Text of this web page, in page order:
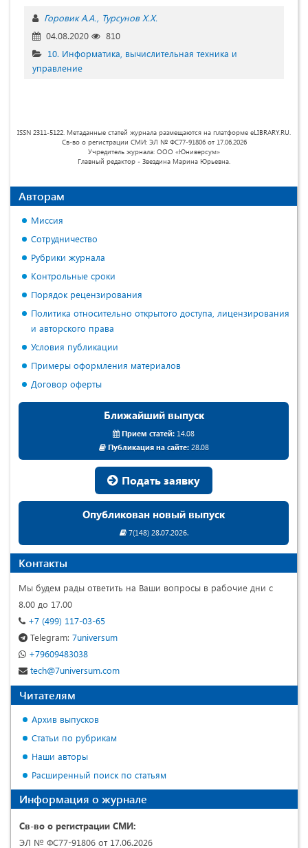
Горовик А.А. Турсунов Х.Х.
04.08.2020
810
10. Информатика, вычислительная техника и
управление
ISSN 2311-5122. Метаданные статей журнала размещаются на платформе eLIBRARY.RU.
Св-во о регистрации СМИ: ЭЛ № ФС77-91806 от 17.06.2026
Учредитель журнала: ООО «Юниверсум»
Главный редактор - Звездина Марина Юрьевна.
Авторам
Миссия
Сотрудничество
Рубрики журнала
Контрольные сроки
Порядок рецензирования
Политика относительно открытого доступа, лицензирования
и авторского права
Условия публикации
Примеры оформления материалов
Договор оферты
Ближайший выпуск
Прием статей: 14.08
Публикация на сайте:28.08
Подать заявку
Опубликован новый выпуск
7(148) 28.07.2026.
Контакты
Мы будем рады ответить на Ваши вопросы в рабочие дни с
8.00 до 17.00
+7 (499) 117-03-65
Telegram: 7universum
+79609483038
tech@7universum.com
Читателям
Архив выпусков
Статьи по рубрикам
Наши авторы
Расширенный поиск по статьям
Информация о журнале
Св-во о регистрации СМИ:
ЭЛ № ФС77-91806 от 17.06.2026